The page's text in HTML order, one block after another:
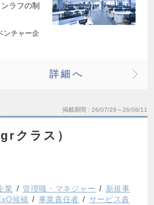
ラフの制
ンチャー企
詳細へ
掲載期間 26/07/29～26/08/11
クラス）
業 管理職・マネジャー
新規事
候補 事業責任者
サービス責